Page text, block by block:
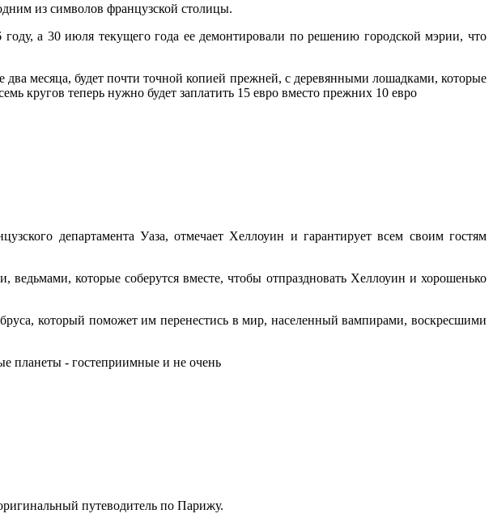
из символов французской столицы.
а 30 июля текущего года ее демонтировали по решению городской мэрии, что
месяца, будет почти точной копией прежней, с деревянными лошадками, которые
кругов теперь нужно будет заплатить 15 евро вместо прежних 10 евро
департамента Уаза, отмечает Хеллоуин и гарантирует всем своим гостям
которые соберутся вместе, чтобы отпраздновать Хеллоуин и хорошенько
который поможет им перенестись в мир, населенный вампирами, воскресшими
планеты - гостеприимные и не очень
путеводитель по Парижу.